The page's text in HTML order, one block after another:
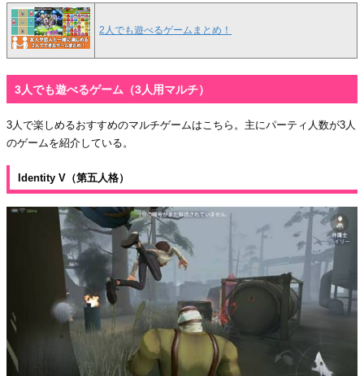
2人でも遊べるゲームまとめ！
3人でも遊べるゲーム（3人用マルチ）
3人で楽しめるおすすめのマルチゲームはこちら。主にパーティ人数が3人
のゲームを紹介している。
Identity V（第五人格）